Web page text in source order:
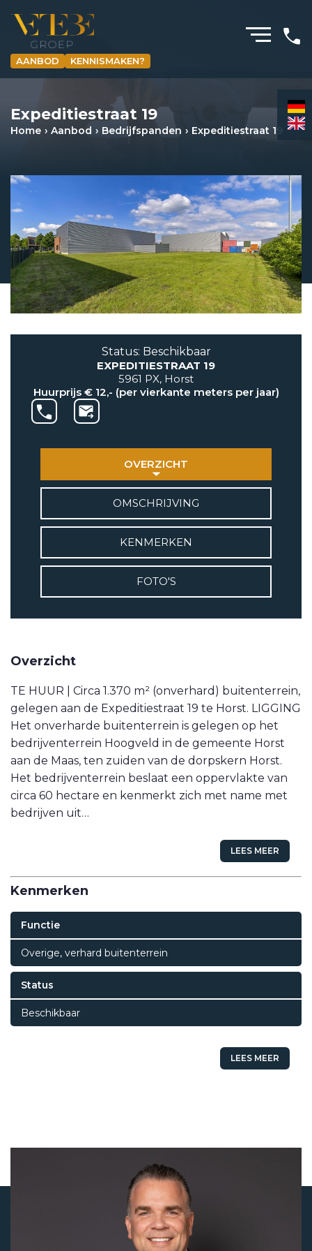
AANBOD KENNISMAKEN?
HOMEPAGINA
WONING­MAKELAARDIJ
HYPOTHEKEN
VERZEKERINGEN
NIEUWS & MEDIA
OVER ONS
REVIEWS
AANBOD
VETEBE GROEP
5931 CX Tegelen
info@vetebe.nl
BEL VETEBE
E-MAIL VETEBE
VETEBE INSTAGRAM
VETEBE FACEBOOK
Expeditiestraat 19
Home Aanbod Bedrijfspanden Expeditiestraat 19
Status: Beschikbaar
EXPEDITIESTRAAT 19
5961 PX, Horst
Huurprijs € 12,- (per vierkante meters per jaar)
OVERZICHT
OMSCHRIJVING
KENMERKEN
FOTO'S
Overzicht
TE HUUR | Circa 1.370 m² (onverhard) buitenterrein,
gelegen aan de Expeditiestraat 19 te Horst. LIGGING
Het onverharde buitenterrein is gelegen op het
bedrijventerrein Hoogveld in de gemeente Horst
aan de Maas, ten zuiden van de dorpskern Horst.
Het bedrijventerrein beslaat een oppervlakte van
circa 60 hectare en kenmerkt zich met name met
bedrijven uit…
LEES MEER
Kenmerken
Functie
Overige, verhard buitenterrein
Status
Beschikbaar
LEES MEER
Beschikbaar